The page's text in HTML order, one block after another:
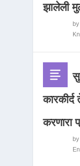
झालेली
करणारा